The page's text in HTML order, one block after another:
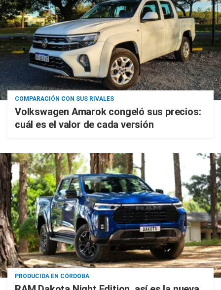
COMPARACIÓN CON SUS RIVALES
Volkswagen Amarok congeló sus precios:
cuál es el valor de cada versión
PRODUCIDA EN CÓRDOBA